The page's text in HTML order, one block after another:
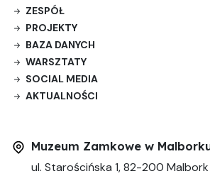
ZESPÓŁ
PROJEKTY
BAZA DANYCH
WARSZTATY
SOCIAL MEDIA
AKTUALNOŚCI
Muzeum Zamkowe w
ul. Starościńska 1, 82-200 Malbork